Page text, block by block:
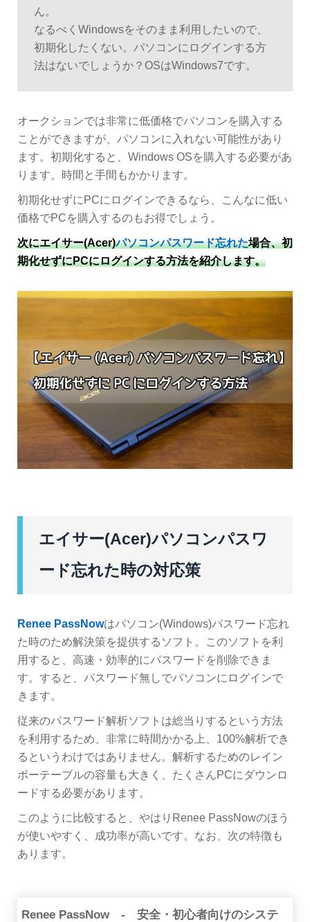
ん。
なるべくWindowsをそのまま利用したいので、
初期化したくない。パソコンにログインする方
法はないでしょうか？OSはWindows7です。
オークションでは非常に低価格でパソコンを購入する
ことができますが、パソコンに入れない可能性があり
ます。初期化すると、Windows OSを購入する必要があ
ります。時間と手間もかかります。
初期化せずにPCにログインできるなら、こんなに低い
価格でPCを購入するのもお得でしょう。
次にエイサー(Acer)パソコンパスワード忘れた場合、初
期化せずにPCにログインする方法を紹介します。
エイサー(Acer)パソコンパスワ
ード忘れた時の対応策
Renee PassNowはパソコン(Windows)パスワード忘れ
た時のため解決策を提供するソフト。このソフトを利
用すると、高速・効率的にパスワードを削除できま
す。すると、パスワード無しでパソコンにログインで
きます。
従来のパスワード解析ソフトは総当りするという方法
を利用するため、非常に時間かかる上、100%解析でき
るというわけではありません。解析するためのレイン
ボーテーブルの容量も大きく、たくさんPCにダウンロ
ードする必要があります。
このように比較すると、やはりRenee PassNowのほう
が使いやすく、成功率が高いです。なお、次の特徴も
あります。
Renee PassNow - 安全・初心者向けのシステ